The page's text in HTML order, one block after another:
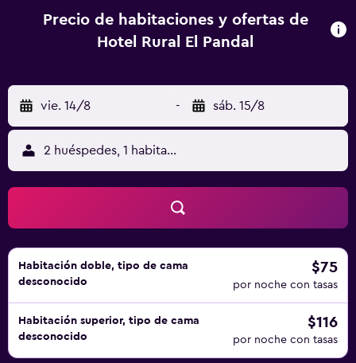
y Ruta del Cares está a 30 km. El aeropuerto (Aeropuerto
de Santander) está a 106 km.
Precio de habitaciones y ofertas de
Hotel Rural El Pandal
vie. 14/8 - sáb. 15/8
2 huéspedes, 1 habitación
Habitación doble, tipo de cama
desconocido
$75
por noche con tasas
Habitación superior, tipo de cama
desconocido
$116
por noche con tasas